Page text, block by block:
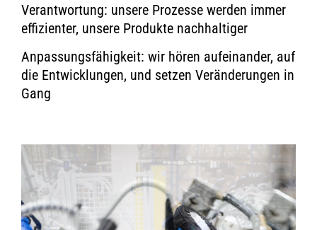
Verantwortung: unsere Prozesse werden immer
effizienter, unsere Produkte nachhaltiger
Anpassungsfähigkeit: wir hören aufeinander, auf
die Entwicklungen, und setzen Veränderungen in
Gang